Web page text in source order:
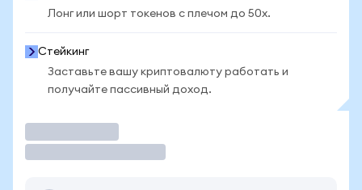
Лонг или шорт токенов с плечом до 50x.
Стейкинг
Заставьте вашу криптовалюту работать и
получайте пассивный доход.